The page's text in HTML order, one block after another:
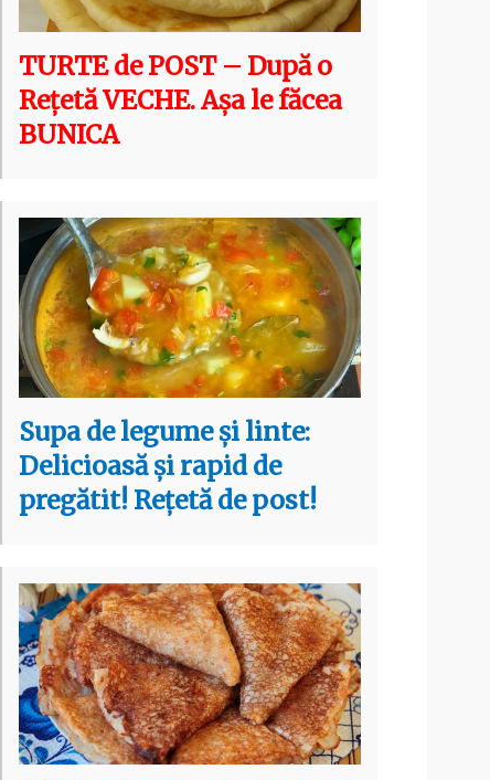
TURTE de POST – După o
Rețetă VECHE. Așa le făcea
BUNICA
Supa de legume și linte:
Delicioasă și rapid de
pregătit! Rețetă de post!